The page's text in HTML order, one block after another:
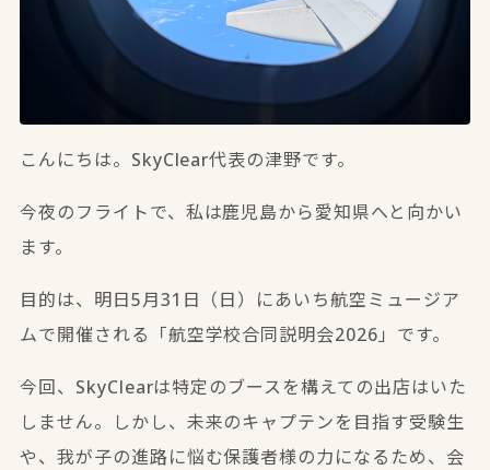
こんにちは。SkyClear代表の津野です。
今夜のフライトで、私は鹿児島から愛知県へと向かい
ます。
目的は、明日5月31日（日）にあいち航空ミュージア
ムで開催される「航空学校合同説明会2026」です。
今回、SkyClearは特定のブースを構えての出店はいた
しません。しかし、未来のキャプテンを目指す受験生
や、我が子の進路に悩む保護者様の力になるため、会